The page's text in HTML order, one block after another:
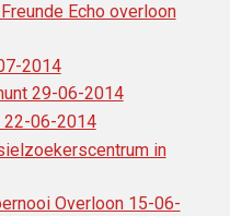
Echo overloon
2014
29-06-2014
22-06-2014
in
Overloon 15-06-